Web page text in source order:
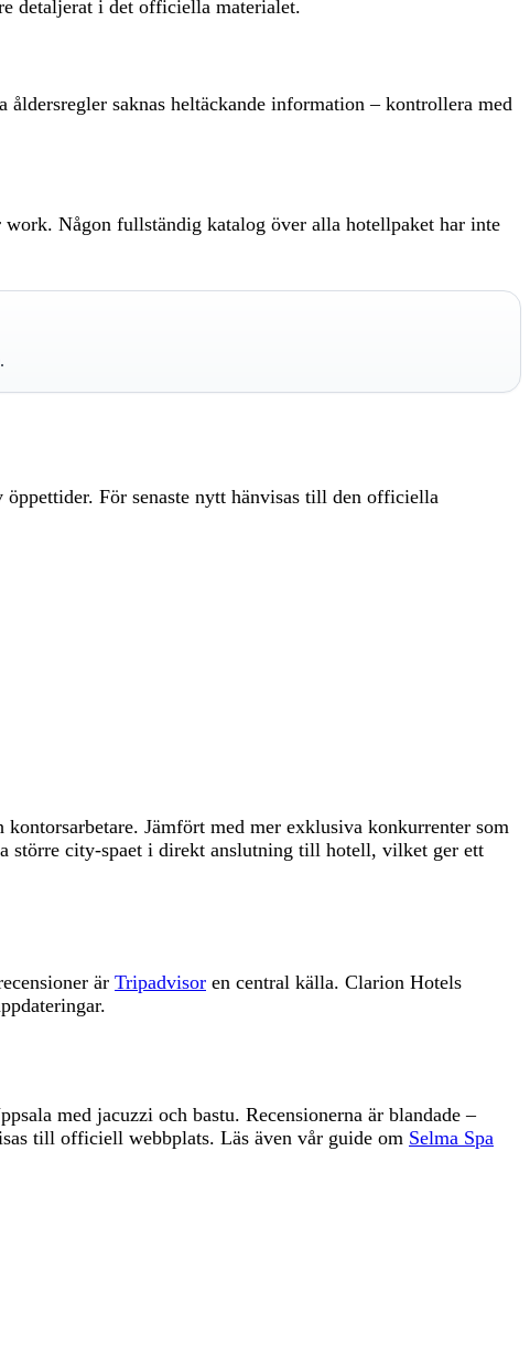
detaljerat i det officiella materialet.
saknas heltäckande information – kontrollera med
Någon fullständig katalog över alla hotellpaket har inte
För senaste nytt hänvisas till den officiella
Jämfört med mer exklusiva konkurrenter som
större city-spaet i direkt anslutning till hotell, vilket ger ett
är Tripadvisor en central källa. Clarion Hotels
med jacuzzi och bastu. Recensionerna är blandade –
till officiell webbplats. Läs även vår guide om Selma Spa